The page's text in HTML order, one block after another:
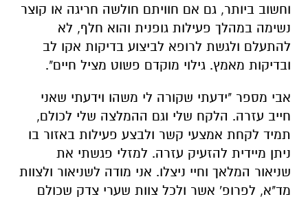
וחשוב ביותר, גם אם חוויתם חולשה חריגה או קוצר
נשימה במהלך פעילות גופנית והוא חלף, לא
להתעלם ולגשת לרופא לביצוע בדיקות אקו לב
ובדיקות מאמץ. גילוי מוקדם פשוט מציל חיים".
אבי מספר "ידעתי שקורה לי משהו וידעתי שאני
חייב עזרה. הלקח שלי וגם ההמלצה שלי לכולם,
תמיד לקחת אמצעי קשר ולבצע פעילות באזור בו
ניתן מיידית להזעיק עזרה. למזלי פגשתי את
שניאור המלאך וחיי ניצלו. אני מודה לשניאור ולצוות
מד"א, לפרופ' אשר ולכל צוות שערי צדק שכולם